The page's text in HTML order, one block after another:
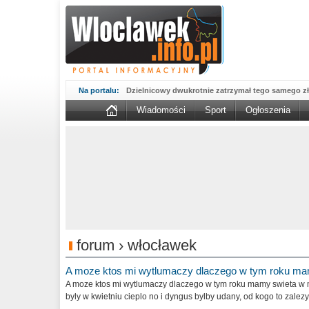
Na portalu: Dzielnicowy dwukrotnie zatrzymał tego samego
Wsparcie Organizacji Wolontariatu w NGO –
Nowy okres 800 plus ruszył, pieniądze są już na
potrwa...
Podsumowanie działań 'NURD' na włocławskich
powiatu...
Wiadomości Sport Ogłoszenia
forum › włocławek
A moze ktos mi wytlumaczy dlaczego w tym roku
A moze ktos mi wytlumaczy dlaczego w tym roku mamy swieta
byly w kwietniu cieplo no i dyngus bylby udany, od kogo to